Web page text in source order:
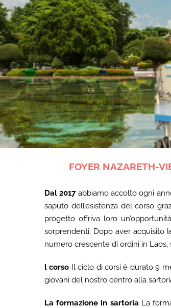
FOYER NAZARETH-
Dal 2017 abbiamo accolto ogni
saputo dell’esistenza del corso
progetto offriva loro
sorprendenti. Dopo aver acquisito
numero crescente di ordini in Laos,
l corso Il ciclo di corsi è durato 9
giovani del nostro centro alla
La formazione in sartoria La